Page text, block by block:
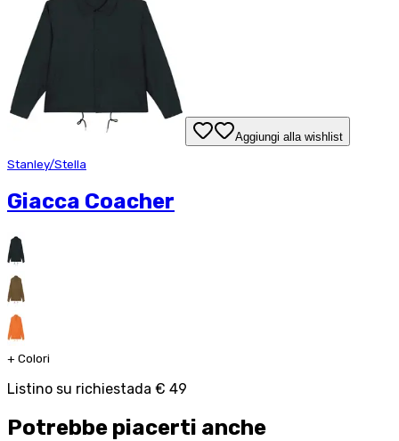
Aggiungi alla wishlist
Stanley/Stella
Giacca Coacher
+ Colori
Listino su richiestada € 49
Potrebbe piacerti anche